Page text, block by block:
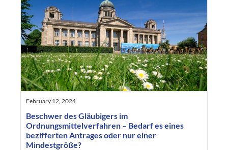
February 12, 2024
Beschwer des Gläubigers im
Ordnungsmittelverfahren – Bedarf es eines
bezifferten Antrages oder nur einer
Mindestgröße?